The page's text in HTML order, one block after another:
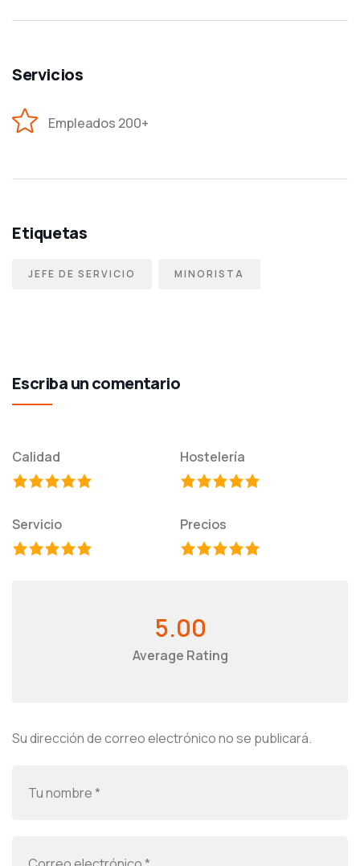
Servicios
Empleados 200+
Etiquetas
JEFE DE SERVICIO MINORISTA
Escriba un comentario
Calidad Hostelería
Servicio Precios
5.00
Average Rating
Su dirección de correo electrónico no se publicará.